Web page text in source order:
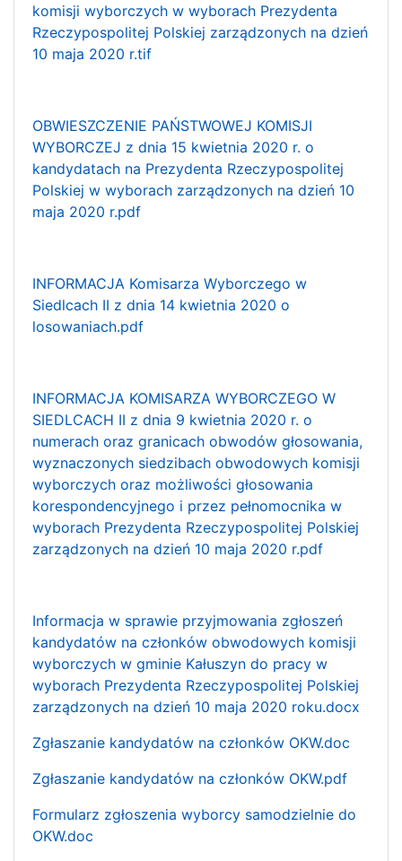
komisji wyborczych w wyborach Prezydenta
Rzeczypospolitej Polskiej zarządzonych na dzień
10 maja 2020 r.tif
OBWIESZCZENIE PAŃSTWOWEJ KOMISJI
WYBORCZEJ z dnia 15 kwietnia 2020 r. o
kandydatach na Prezydenta Rzeczypospolitej
Polskiej w wyborach zarządzonych na dzień 10
maja 2020 r.pdf
INFORMACJA Komisarza Wyborczego w
Siedlcach II z dnia 14 kwietnia 2020 o
losowaniach.pdf
INFORMACJA KOMISARZA WYBORCZEGO W
SIEDLCACH II z dnia 9 kwietnia 2020 r. o
numerach oraz granicach obwodów głosowania,
wyznaczonych siedzibach obwodowych komisji
wyborczych oraz możliwości głosowania
korespondencyjnego i przez pełnomocnika w
wyborach Prezydenta Rzeczypospolitej Polskiej
zarządzonych na dzień 10 maja 2020 r.pdf
Informacja w sprawie przyjmowania zgłoszeń
kandydatów na członków obwodowych komisji
wyborczych w gminie Kałuszyn do pracy w
wyborach Prezydenta Rzeczypospolitej Polskiej
zarządzonych na dzień 10 maja 2020 roku.docx
Zgłaszanie kandydatów na członków OKW.doc
Zgłaszanie kandydatów na członków OKW.pdf
Formularz zgłoszenia wyborcy samodzielnie do
OKW.doc